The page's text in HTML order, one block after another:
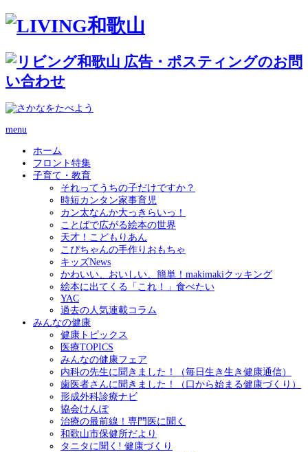
menu
ホーム
フロント特集
子育て・教育
それってうちの子だけですか？
時短カンタン家事育児
カン太なんか大っきらいっ！
ことばで広がる絵本の世界
天才！こどもりあん
こぴちゃんの手作りおもちゃ
キッズNews
かわいい、おいしい、簡単！makimakiクッキング
絵本に出てくる「これ！」食べたい
YAC
過去の人気連載コラム
みんなの健康
健康トピックス
医療TOPICS
みんなの健康フェア
内科の先生に聞きました！（毎日生き生き健康通信）
歯医者さんに聞きました！（口から始まる健康づくり）
形成外科診療ナビ
協会けんぽ
治療の最前線！専門医に聞く
和歌山市保健所だより
タニタに聞く! 健康づくり